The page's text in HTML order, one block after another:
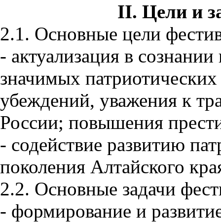
II. Цели и
2.1. Основные цели
- актуализация в
значимых
убеждений, уважения к
России; повышения
- содействие развитию
поколения Алтайского
2.2. Основные задачи
- формирование и